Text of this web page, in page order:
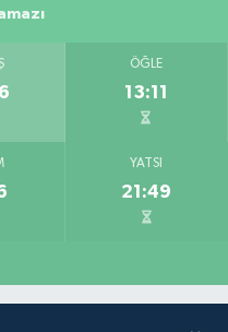
ÖĞLE
13:11
YATSI
21:49